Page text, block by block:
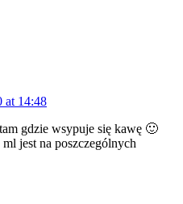
at 14:48
gdzie wsypuje się kawę 🙂
jest na poszczególnych